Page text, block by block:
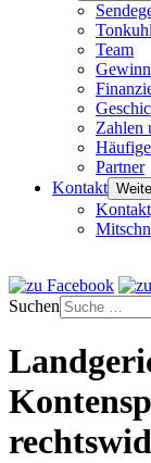
Team
Zahlen
Partner
Kontakt
Suchen